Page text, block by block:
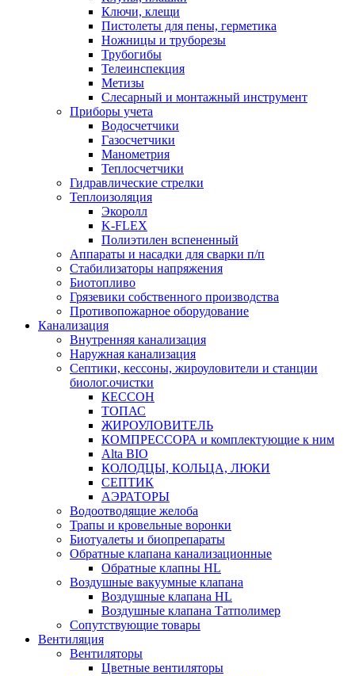
Ключи, клещи
Пистолеты для пены, герметика
Ножницы и труборезы
Трубогибы
Телеинспекция
Метизы
Слесарный и монтажный инструмент
Приборы учета
Водосчетчики
Газосчетчики
Манометрия
Теплосчетчики
Гидравлические стрелки
Теплоизоляция
Экоролл
K-FLEX
Полиэтилен вспененный
Аппараты и насадки для сварки п/п
Стабилизаторы напряжения
Биотопливо
Грязевики собственного производства
Противопожарное оборудование
Канализация
Внутренняя канализация
Наружная канализация
Септики, кессоны, жироуловители и станции
биолог.очистки
КЕССОН
ТОПАС
ЖИРОУЛОВИТЕЛЬ
КОМПРЕССОРА и комплектующие к ним
Alta BIO
КОЛОДЦЫ, КОЛЬЦА, ЛЮКИ
СЕПТИК
АЭРАТОРЫ
Водоотводящие желоба
Трапы и кровельные воронки
Биотуалеты и биопрепараты
Обратные клапана канализационные
Обратные клапны HL
Воздушные вакуумные клапана
Воздушные клапана HL
Воздушные клапана Татполимер
Сопутствующие товары
Вентиляция
Вентиляторы
Цветные вентиляторы